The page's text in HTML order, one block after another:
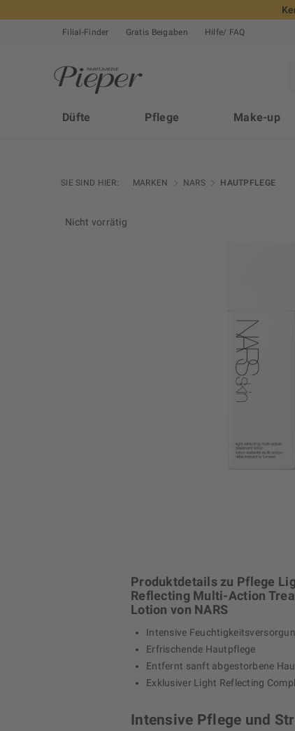
Filial-Finder Gratis Beigaben Hilfe/ FAQ
Düfte Pflege Make-up
SIE SIND HIER: MARKEN NARS HAUTPFLEGE
Nicht vorrätig
Produktdetails zu Pflege
Reflecting Multi-Action
Lotion von NARS
Intensive
Erfrischende Hautpflege
Entfernt sanft abgestorbene
Exklusiver Light Reflecting
Intensive Pflege und